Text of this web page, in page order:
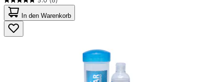
5.0
von
5
Sternen.
6
In den Warenkorb